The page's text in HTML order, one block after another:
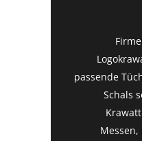
passende
Schals